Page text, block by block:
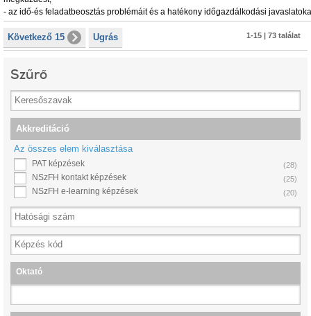
- az idő-és feladatbeosztás problémáit és a hatékony időgazdálkodási
Következő 15 Ugrás 1-15 | 73 találat
Szűrő
Akkreditáció
Az összes elem kiválasztása
(28)
PAT képzések
(25)
NSzFH kontakt képzések
(20)
NSzFH e-learning képzések
Oktató